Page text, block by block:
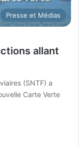
Presse et Médias
allant
(SNTF) a
Carte Verte